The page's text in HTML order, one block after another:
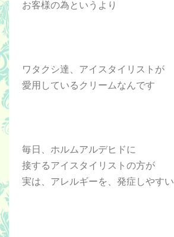
お客様の為というより
ワタクシ達、アイスタイリストが
愛用しているクリームなんです
毎日、ホルムアルデヒドに
接するアイスタイリストの方が
実は、アレルギーを、発症しやすい